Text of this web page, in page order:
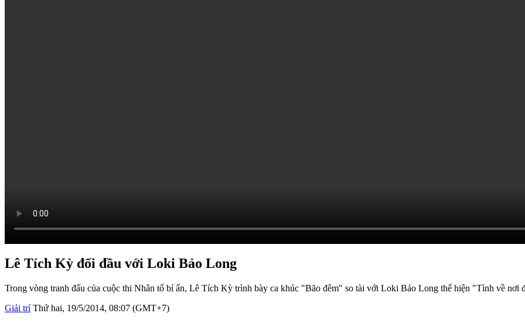
Lê Tích Kỳ đối đầu với Loki Bảo Long
Trong vòng tranh đấu của cuộc thi Nhân tố bí ẩn, Lê Tích Kỳ trình bày ca khúc "Bão đêm" so tài với Loki Bảo Long thể hiện "Tình về nơi
Giải trí Thứ hai, 19/5/2014, 08:07 (GMT+7)